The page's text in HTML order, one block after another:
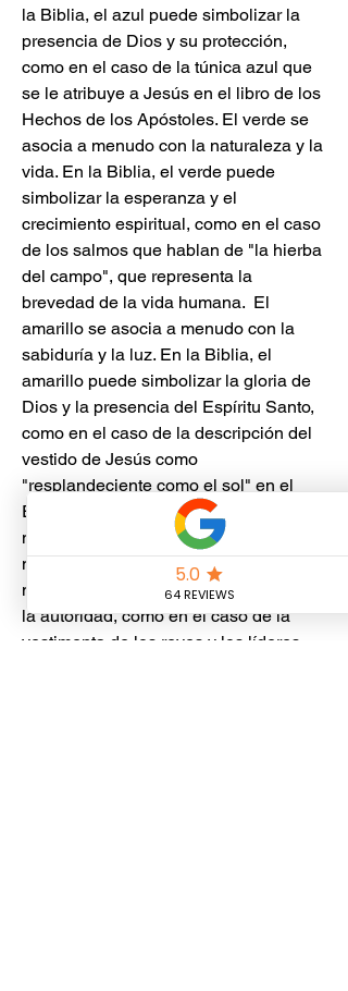
la Biblia, el azul puede simbolizar la
presencia de Dios y su protección,
como en el caso de la túnica azul que
se le atribuye a Jesús en el libro de los
Hechos de los Apóstoles. El verde se
asocia a menudo con la naturaleza y la
vida. En la Biblia, el verde puede
simbolizar la esperanza y el
crecimiento espiritual, como en el caso
de los salmos que hablan de "la hierba
del campo", que representa la
brevedad de la vida humana.  El
amarillo se asocia a menudo con la
sabiduría y la luz. En la Biblia, el
amarillo puede simbolizar la gloria de
Dios y la presencia del Espíritu Santo,
como en el caso de la descripción del
vestido de Jesús como
"resplandeciente como el sol" en el
Evangelio de Mateo. Morado: El
morado se asocia a menudo con la
nobleza y la riqueza. En la Biblia, el
morado puede simbolizar la realeza y
la autoridad, como en el caso de la
vestimenta de los reyes y los líderes